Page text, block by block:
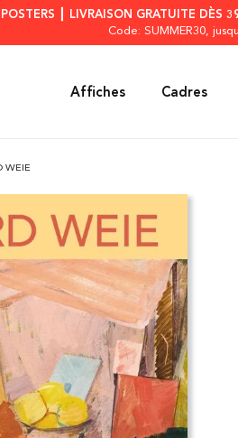
┃ LIVRAISON GRATUITE DÈS
Code: SUMMER30,
Affiches Cadres
WEIE